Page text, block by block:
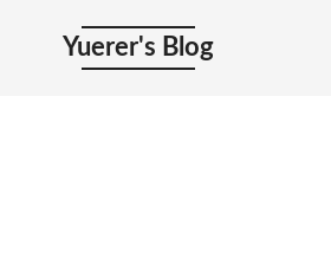
Yuerer's Blog